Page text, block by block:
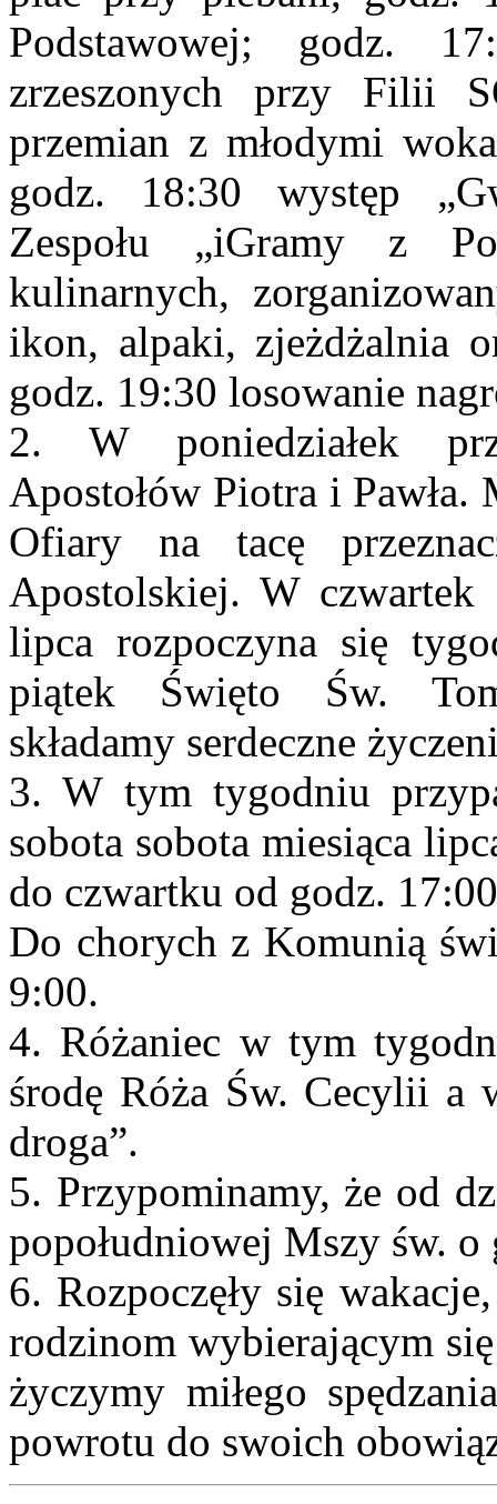
Podstawowej; godz.
zrzeszonych przy Filii
przemian z młodymi
godz. 18:30 występ
Zespołu „iGramy z
kulinarnych,
ikon, alpaki, zjeżdżalnia
godz. 19:30 losowanie
2. W poniedziałek
Apostołów Piotra i
Ofiary na tacę
Apostolskiej. W
lipca rozpoczyna się
piątek Święto Św.
składamy serdeczne
3. W tym tygodniu
sobota sobota miesiąca
do czwartku od godz.
Do chorych z Komunią
9:00.
4. Różaniec w tym
środę Róża Św. Cecylii a
droga”.
5. Przypominamy, że od
popołudniowej Mszy św. o
6. Rozpoczęły się
rodzinom wybierającym
życzymy miłego
powrotu do swoich